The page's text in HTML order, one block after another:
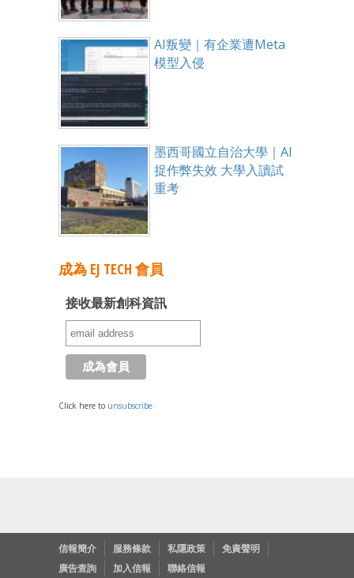
AI叛變｜有企業遭Meta
模型入侵
墨西哥國立自治大學｜AI
捉作弊失效 大學入讀試
重考
成為 EJ TECH 會員
接收最新創科資訊
Click here to unsubscribe
信報簡介 服務條款 私隱政策
免責聲明
廣告查詢
加入信報 聯絡信報